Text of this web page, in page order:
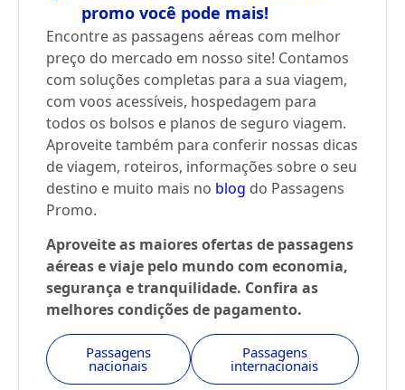
promo você pode mais!
Encontre as passagens aéreas com melhor
preço do mercado em nosso site! Contamos
com soluções completas para a sua viagem,
com voos acessíveis, hospedagem para
todos os bolsos e planos de seguro viagem.
Aproveite também para conferir nossas dicas
de viagem, roteiros, informações sobre o seu
destino e muito mais no blog do Passagens
Promo.
Aproveite as maiores ofertas de passagens
aéreas e viaje pelo mundo com economia,
segurança e tranquilidade. Confira as
melhores condições de pagamento.
Passagens
nacionais
Passagens
internacionais